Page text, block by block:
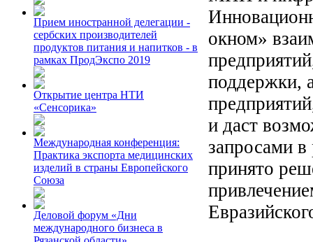
Прием иностранной делегации -
сербских производителей
продуктов питания и напитков - в
рамках ПродЭкспо 2019
Открытие центра НТИ
«Сенсорика»
Международная конференция:
Практика экспорта медицинских
изделий в страны Европейского
Союза
Деловой форум «Дни
международного бизнеса в
окном»
поддержки,
и даст
запросами
принято